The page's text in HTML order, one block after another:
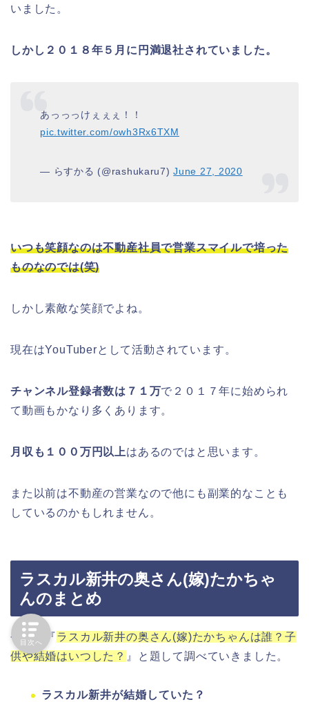
いました。
しかし２０１８年５月に円満退社されていました。
あっっっけぇぇぇ！！
pic.twitter.com/owh3Rx6TXM
— らすかる (@rashukaru7)June 27, 2020
いつも笑顔なのは不動産社員で営業スマイルで培った
ものなのでは(笑)
しかし素敵な笑顔でよね。
現在はYouTuberとして活動されています。
チャンネル登録者数は７１万で２０１７年に始められ
て動画もかなり多くあります。
月収も１００万円以上はあるのではと思います。
また以前は不動産の営業なので他にも副業的なことも
しているのかもしれません。
ラスカル新井の奥さん(嫁)たかちゃ
んのまとめ
今回は『ラスカル新井の奥さん(嫁)たかちゃんは誰？子
供や結婚はいつした？ 』と題して調べていきました。
ラスカル新井が結婚していた？
目次へ